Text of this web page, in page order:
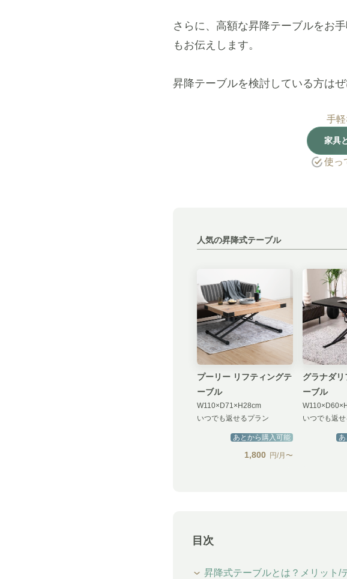
さらに、高額な昇降テーブルをお
もお伝えします。
昇降テーブルを検討している方はぜ
手
家具
使っ
人気の昇降式テーブル
プーリー リフティングテ
ーブル
W110×D71×H28cm
いつでも返せるプラン
あとから購入可能
1,800 円/月〜
グラナダ
ーブル
いつでも返
目次
昇降式テーブルとは？メリット/